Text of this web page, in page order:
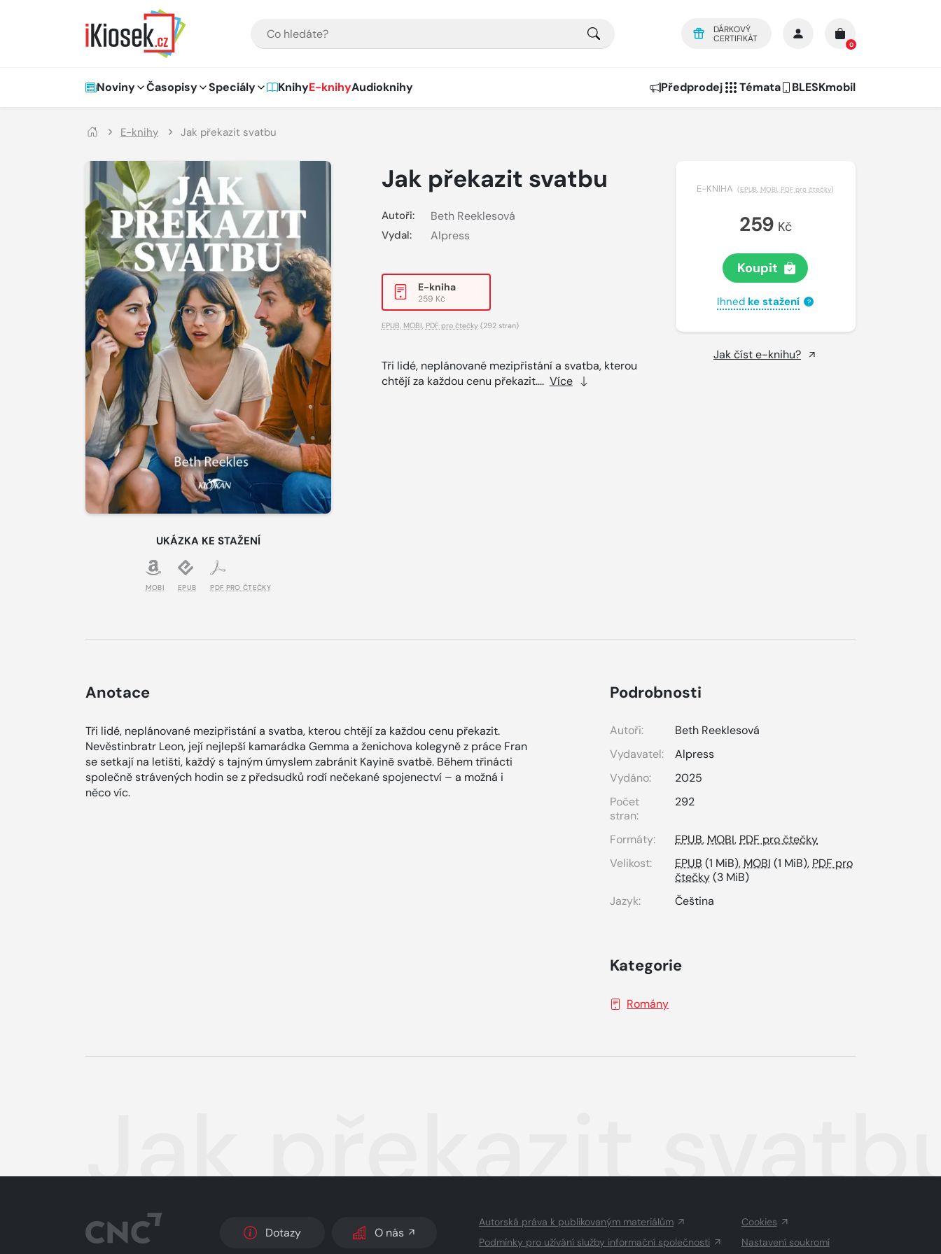
DÁRKOVÝ
CERTIFIKÁT
0
Hlavní navigace
Noviny Časopisy Speciály KnihyE-knihyAudioknihy Předprodej Témata BLESKmobil
E-knihy Jak překazit svatbu
UKÁZKA KE STAŽENÍ
MOBI EPUB PDF PRO ČTEČKY
Jak překazit svatbu
Autoři: Beth Reeklesová
Vydal: Alpress
E-kniha
259 Kč
EPUB MOBI PDF pro čtečky(292 stran)
Tři lidé, neplánované mezipřistání a svatba, kterou
chtějí za každou cenu překazit.... Více
E-KNIHA (EPUB, MOBI, PDF pro čtečky)
259 Kč
Koupit
Ihned ke stažení ?
Jak číst e-knihu?
Anotace
Tři lidé, neplánované mezipřistání a svatba, kterou chtějí za každou cenu překazit.
Nevěstinbratr Leon, její nejlepší kamarádka Gemma a ženichova kolegyně z práce Fran
se setkají na letišti, každý s tajným úmyslem zabránit Kayině svatbě. Během třinácti
společně strávených hodin se z předsudků rodí nečekané spojenectví – a možná i
něco víc.
Podrobnosti
Autoři:
Beth Reeklesová
Vydavatel:
Alpress
Vydáno:
2025
Počet
stran:
292
Formáty: EPUB, MOBI, PDF pro čtečky
Velikost:
EPUB (1 MiB), MOBI (1 MiB), PDF pro
čtečky(3 MiB)
Jazyk:
Čeština
Kategorie
Romány
Jak překazit
Dotazy O nás
Autorská práva k publikovaným materiálům
Podmínky pro užívání služby informační společnosti
Cookies
Nastavení soukromí